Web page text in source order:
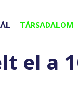
TÁRSADALOM
el a